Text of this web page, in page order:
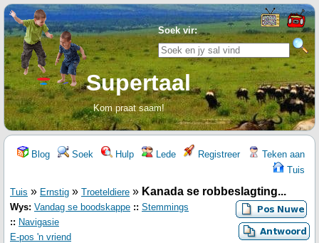
Soek vir:
Supertaal
Kom praat saam!
Blog Soek Hulp Lede Registreer
Teken aan
Tuis
Tuis » Ernstig » Troeteldiere » Kanada se robbeslagting...
Wys: Vandag se boodskappe :: Stemmings
:: Navigasie
E-pos 'n vriend